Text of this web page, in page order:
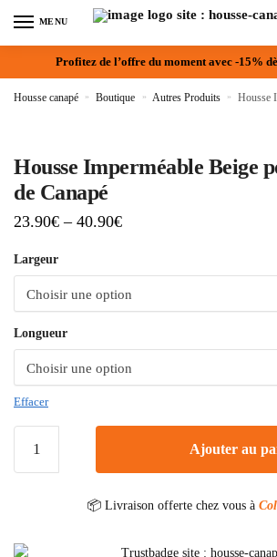
MENU
Profitez de l’offre du moment avec -15%
Housse canapé » Boutique » Autres Produits » Housse
Housse Imperméable Beige
de Canapé
23.90€ – 40.90€
Largeur
Longueur
Effacer
Ajouter au
📦 Livraison offerte chez vous à